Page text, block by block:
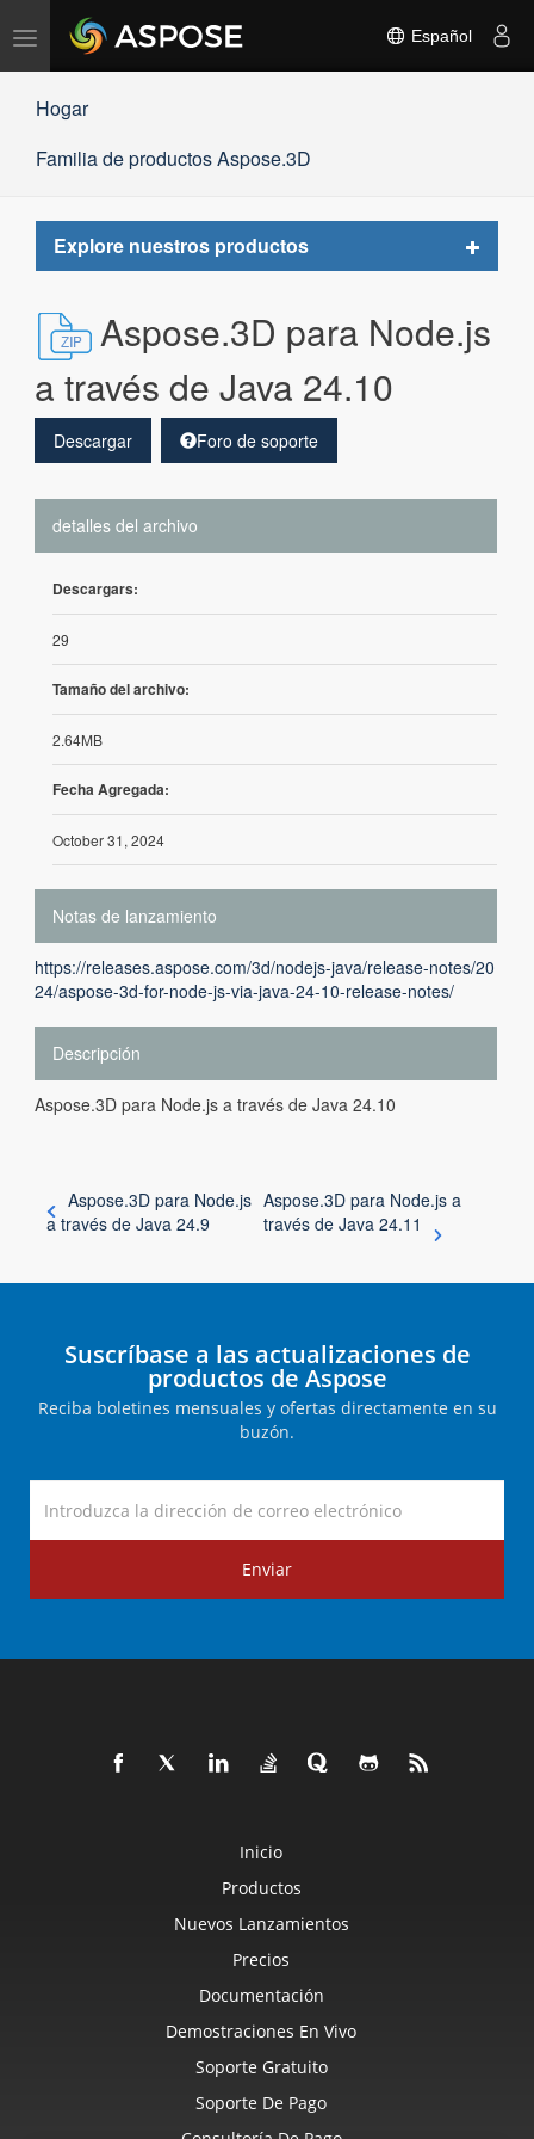
Alternar
navegación
Español
Hogar
Familia de productos Aspose.3D
Explore nuestros productos
Toggle
Aspose.3D para Node.js
a través de Java 24.10
Descargar Foro de soporte
detalles del archivo
Descargars:
29
Tamaño del archivo:
2.64MB
Fecha Agregada:
October 31, 2024
Notas de lanzamiento
https://releases.aspose.com/3d/nodejs-java/release-notes/20
24/aspose-3d-for-node-js-via-java-24-10-release-notes/
Descripción
Aspose.3D para Node.js a través de Java 24.10
Aspose.3D para Node.js
a través de Java 24.9
Aspose.3D para Node.js a
través de Java 24.11
Suscríbase a las actualizaciones de
productos de Aspose
Reciba boletines mensuales y ofertas directamente en su
buzón.
Enviar
Inicio
Productos
Nuevos Lanzamientos
Precios
Documentación
Demostraciones En Vivo
Soporte Gratuito
Soporte De Pago